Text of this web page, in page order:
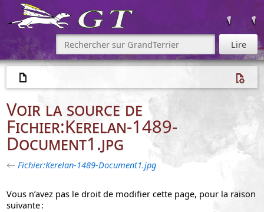
Voir la source de
Fichier:Kerelan-1489-
Document1.jpg
← Fichier:Kerelan-1489-Document1.jpg
Vous n’avez pas le droit de modifier cette page, pour la raison
suivante :